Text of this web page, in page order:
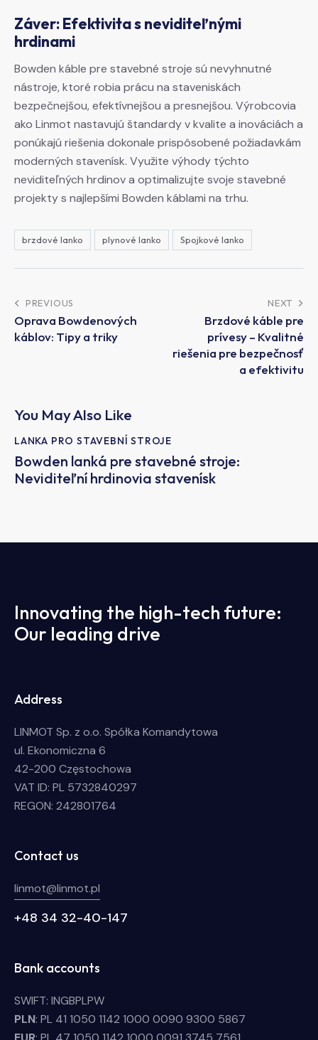
Záver: Efektivita s neviditeľnými
hrdinami
Bowden káble pre stavebné stroje sú nevyhnutné
nástroje, ktoré robia prácu na staveniskách
bezpečnejšou, efektívnejšou a presnejšou. Výrobcovia
ako Linmot nastavujú štandardy v kvalite a inováciách a
ponúkajú riešenia dokonale prispôsobené požiadavkám
moderných stavenísk. Využite výhody týchto
neviditeľných hrdinov a optimalizujte svoje stavebné
projekty s najlepšími Bowden káblami na trhu.
brzdové lanko plynové lanko Spojkové lanko
PREVIOUS
Oprava Bowdenových
káblov: Tipy a triky
NEXT
Brzdové káble pre
prívesy – Kvalitné
riešenia pre bezpečnosť
a efektivitu
You May Also Like
LANKA PRO STAVEBNÍ STROJE
Bowden lanká pre stavebné stroje:
Neviditeľní hrdinovia stavenísk
Innovating the high-tech future:
Our leading drive
Address
LINMOT Sp. z o.o. Spółka Komandytowa
ul. Ekonomiczna 6
42-200 Częstochowa
VAT ID: PL 5732840297
REGON: 242801764
Contact us
linmot@linmot.pl
+48 34 32-40-147
Bank accounts
SWIFT: INGBPLPW
PLN: PL 41 1050 1142 1000 0090 9300 5867